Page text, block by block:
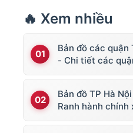
🔥 Xem nhiều
Bản đồ các quận
- Chi tiết các
Bản đồ TP Hà
Ranh hành chính